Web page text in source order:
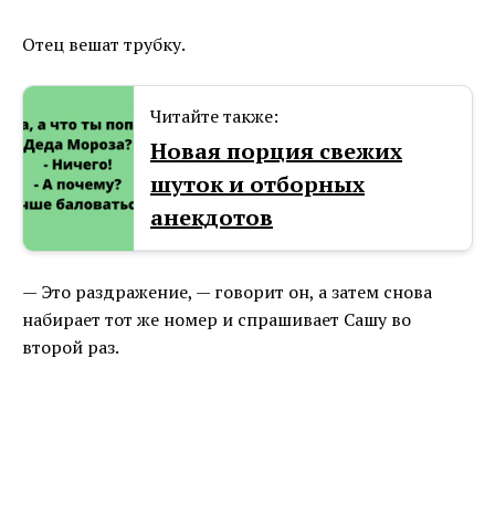
Отец вешат трубку.
Читайте также:
Новая порция свежих
шуток и отборных
анекдотов
— Это раздражение, — говорит он, а затем снова
набирает тот же номер и спрашивает Сашу во
второй раз.